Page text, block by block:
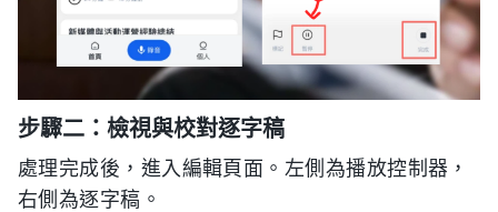
步驟二：檢視與校對逐字稿
處理完成後，進入編輯頁面。左側為播放控制器，
右側為逐字稿。